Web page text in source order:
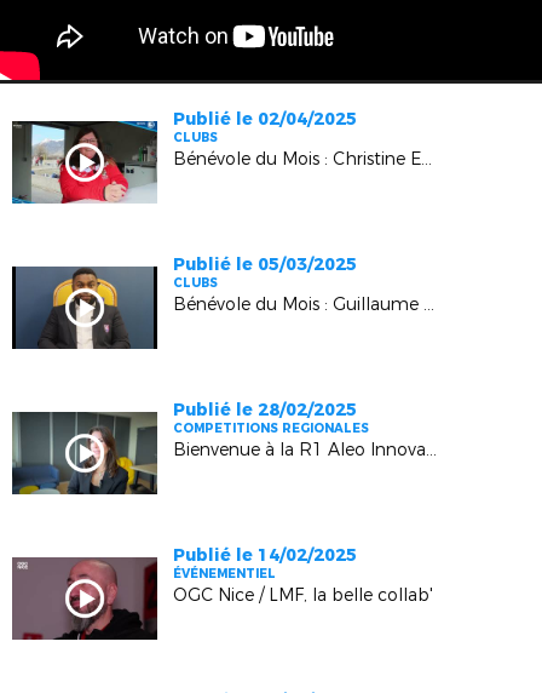
Publié le 02/04/2025
CLUBS
Bénévole du Mois : Christine Esmieu (Saint-Crépin Eygliers)
Publié le 05/03/2025
CLUBS
Bénévole du Mois : Guillaume Boina (Minots de Marseille)
Publié le 28/02/2025
COMPETITIONS REGIONALES
Bienvenue à la R1 Aleo Innovation !
Publié le 14/02/2025
ÉVÉNEMENTIEL
OGC Nice / LMF, la belle collab'